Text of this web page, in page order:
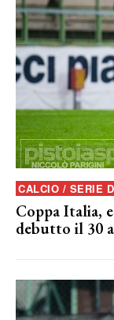
CALCIO / SERIE D
Coppa Italia,
debutto il 30